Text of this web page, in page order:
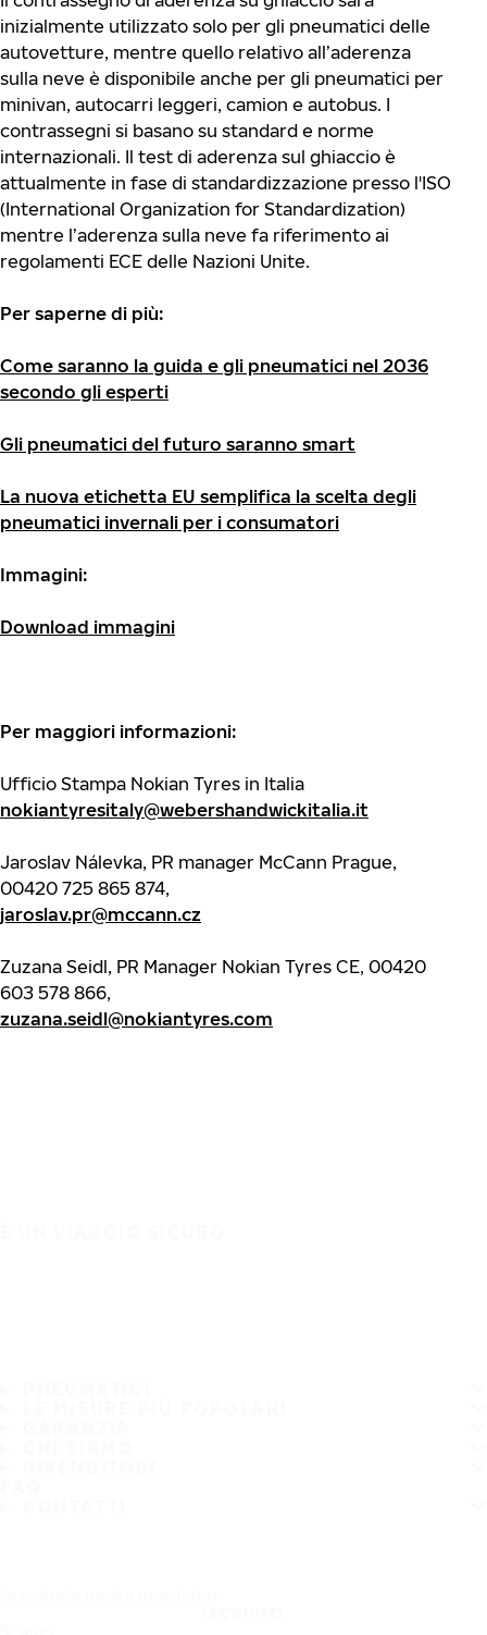
inizialmente utilizzato solo per gli pneumatici delle
autovetture, mentre quello relativo all’aderenza
sulla neve è disponibile anche per gli pneumatici per
minivan, autocarri leggeri, camion e autobus. I
contrassegni si basano su standard e norme
internazionali. Il test di aderenza sul ghiaccio è
attualmente in fase di standardizzazione presso l'ISO
(International Organization for Standardization)
mentre l’aderenza sulla neve fa riferimento ai
regolamenti ECE delle Nazioni Unite.
Per saperne di più:
Come saranno la guida e gli pneumatici nel 2036
secondo gli esperti
Gli pneumatici del futuro saranno smart
La nuova etichetta EU semplifica la scelta degli
pneumatici invernali per i consumatori
Immagini:
Download immagini
Per maggiori informazioni:
Ufficio Stampa Nokian Tyres in Italia
nokiantyresitaly@webershandwickitalia.it
Jaroslav Nálevka, PR manager McCann Prague,
00420 725 865 874,
jaroslav.pr@mccann.cz
Zuzana Seidl, PR Manager Nokian Tyres CE, 00420
603 578 866,
zuzana.seidl@nokiantyres.com